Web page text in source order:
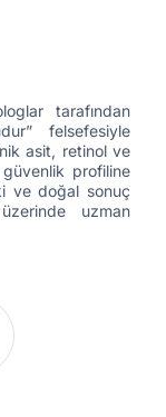
tarafından
felsefesiyle
asit, retinol ve
güvenlik profiline
ve doğal sonuç
uzman